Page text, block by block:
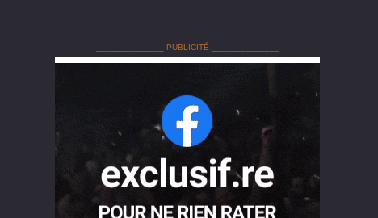
______________ PUBLICITÉ ______________